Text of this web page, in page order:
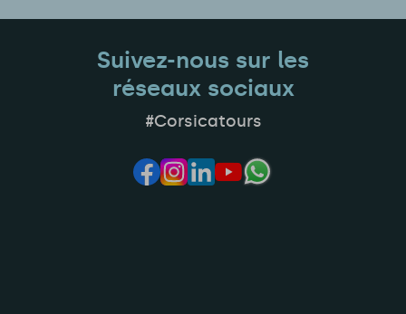
Suivez-nous sur les
réseaux sociaux
#Corsicatours